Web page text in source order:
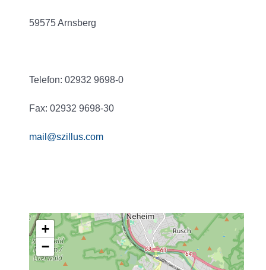
59575 Arnsberg
Telefon: 02932 9698-0
Fax: 02932 9698-30
mail@szillus.com
+
−